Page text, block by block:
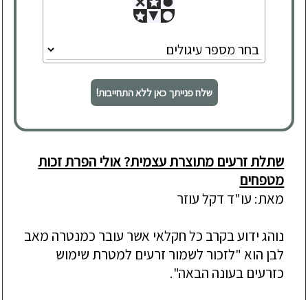
שלח פנייתך כאן ללא התחייבות!
שתלת זרעים מתוצרת עצמית? אולי הפרת זכות
מטפחים
מאת: עו"ד דקל עוזר
נוהג ידוע בקרב כל חקלאי אשר עובר כמנטרה מאב
לבן הוא "לזכור לשמור זרעים למטרת שימוש
כזרעים בעונה הבאה".